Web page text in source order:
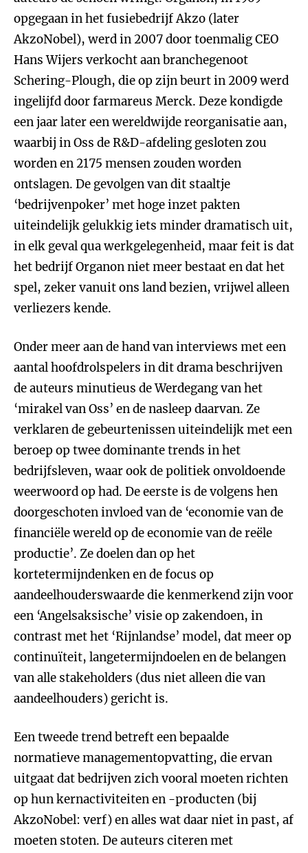
opgegaan in het fusiebedrijf Akzo (later
AkzoNobel), werd in 2007 door toenmalig CEO
Hans Wijers verkocht aan branchegenoot
Schering-Plough, die op zijn beurt in 2009 werd
ingelijfd door farmareus Merck. Deze kondigde
een jaar later een wereldwijde reorganisatie aan,
waarbij in Oss de R&D-afdeling gesloten zou
worden en 2175 mensen zouden worden
ontslagen. De gevolgen van dit staaltje
‘bedrijvenpoker’ met hoge inzet pakten
uiteindelijk gelukkig iets minder dramatisch uit,
in elk geval qua werkgelegenheid, maar feit is dat
het bedrijf Organon niet meer bestaat en dat het
spel, zeker vanuit ons land bezien, vrijwel alleen
verliezers kende.
Onder meer aan de hand van interviews met een
aantal hoofdrolspelers in dit drama beschrijven
de auteurs minutieus de Werdegang van het
‘mirakel van Oss’ en de nasleep daarvan. Ze
verklaren de gebeurtenissen uiteindelijk met een
beroep op twee dominante trends in het
bedrijfsleven, waar ook de politiek onvoldoende
weerwoord op had. De eerste is de volgens hen
doorgeschoten invloed van de ‘economie van de
financiële wereld op de economie van de reële
productie’. Ze doelen dan op het
kortetermijndenken en de focus op
aandeelhouderswaarde die kenmerkend zijn voor
een ‘Angelsaksische’ visie op zakendoen, in
contrast met het ‘Rijnlandse’ model, dat meer op
continuïteit, langetermijndoelen en de belangen
van alle stakeholders (dus niet alleen die van
aandeelhouders) gericht is.
Een tweede trend betreft een bepaalde
normatieve managementopvatting, die ervan
uitgaat dat bedrijven zich vooral moeten richten
op hun kernactiviteiten en -producten (bij
AkzoNobel: verf) en alles wat daar niet in past, af
moeten stoten. De auteurs citeren met